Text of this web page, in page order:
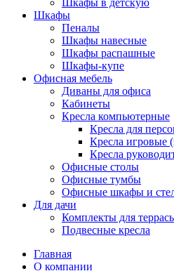
Шкафы
Пеналы
Шкафы навесные
Шкафы распашные
Шкафы-купе
Офисная мебель
Диваны для офиса
Кабинеты
Кресла компьютерные
Кресла для
Кресла игровые
Кресла
Офисные столы
Офисные тумбы
Офисные шкафы и
Для дачи
Комплекты для
Подвесные кресла
Главная
О компании